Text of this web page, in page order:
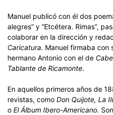
Manuel publicó con él dos
alegres” y “Etcétera. Rimas”,
colaborar en la dirección y
Caricatura. Manuel firmaba con
hermano Antonio con el de
Tablante de Ricamonte.
En aquellos primeros años de
revistas, como Don Quijote, La
o El Álbum Ibero-Americano.